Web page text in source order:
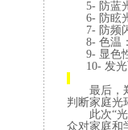
5- 防蓝
6- 防眩
7- 防频
8- 色温
9- 显色
10- 发
最后，
判断家庭光
此次“
众对家庭和